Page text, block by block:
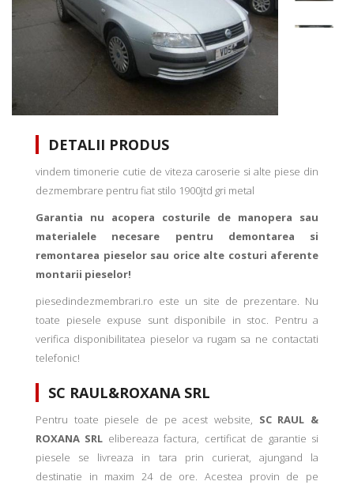
DETALII PRODUS
vindem timonerie cutie de viteza caroserie si alte piese din
dezmembrare pentru fiat stilo 1900jtd gri metal
Garantia nu acopera costurile de manopera sau
materialele necesare pentru demontarea si
remontarea pieselor sau orice alte costuri aferente
montarii pieselor!
piesedindezmembrari.ro este un site de prezentare. Nu
toate piesele expuse sunt disponibile in stoc. Pentru a
verifica disponibilitatea pieselor va rugam sa ne contactati
telefonic!
SC RAUL&ROXANA SRL
Pentru toate piesele de pe acest website, SC RAUL &
ROXANA SRL elibereaza factura, certificat de garantie si
piesele se livreaza in tara prin curierat, ajungand la
destinatie in maxim 24 de ore. Acestea provin de pe